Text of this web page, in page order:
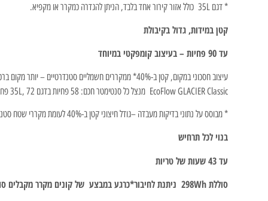
* דגם 35L כולל אזור קירור אחד בלבד, הניתן להגדרה כמקרר או מקפיא.
קטן במידות, גדול בקיבולת
עד 90 פחיות – בעיצוב קומפקטי במיוחד
עיצוב חסכוני במקום, קטן ב-40%* ממקררים חשמליים סטנדרטיים – יותר מקום ברכב, פחות עומס.
EcoFlow GLACIER Classic מנצל כל סנטימטר חכם: 58 פחיות בדגם 35L, 72 פחיות בדגם 45L, ו90 פחיות בדגם 55L מבלי לוותר על מראה נקי ומידות נוחות.
* מבוסס על נתוני בדיקות מעבדה –גודל חיצוני קטן ב-40% לעומת מקררי שטח סטנדרטיים.
בנוי לכל תרחיש
עד 43 שעות של טריות
סוללת 298Wh ניתנת לחיבור*כרגע במבצע של קונים מקרר מקבלים סוללה